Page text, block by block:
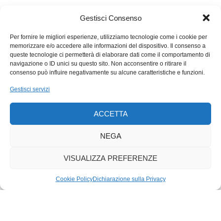
Gestisci Consenso
Per fornire le migliori esperienze, utilizziamo tecnologie come i cookie per
memorizzare e/o accedere alle informazioni del dispositivo. Il consenso a
queste tecnologie ci permetterà di elaborare dati come il comportamento di
navigazione o ID unici su questo sito. Non acconsentire o ritirare il
consenso può influire negativamente su alcune caratteristiche e funzioni.
Gestisci servizi
ACCETTA
NEGA
VISUALIZZA PREFERENZE
Cookie PolicyDichiarazione sulla Privacy